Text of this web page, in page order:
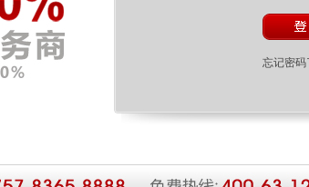
忘记密